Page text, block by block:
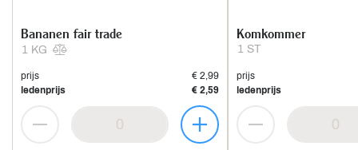
1 KG
Bananen fair trade
prijs
€ 2,99
ledenprijs
€ 2,59
1 ST
Komkommer
prijs
ledenprijs